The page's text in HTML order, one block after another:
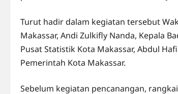
Turut hadir dalam kegiatan tersebut
Makassar, Andi Zulkifly Nanda, Kepala
Pusat Statistik Kota Makassar, Abdul
Pemerintah Kota Makassar.
Sebelum kegiatan pencanangan,